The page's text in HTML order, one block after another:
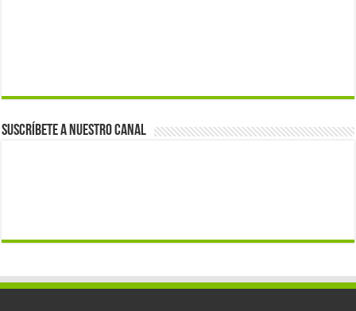
Suscríbete a nuestro canal